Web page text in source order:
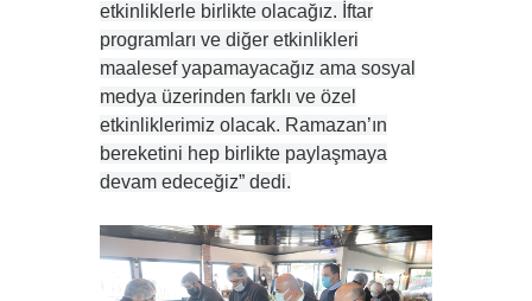
etkinliklerle birlikte olacağız. İftar
programları ve diğer etkinlikleri
maalesef yapamayacağız ama sosyal
medya üzerinden farklı ve özel
etkinliklerimiz olacak. Ramazan’ın
bereketini hep birlikte paylaşmaya
devam edeceğiz” dedi.